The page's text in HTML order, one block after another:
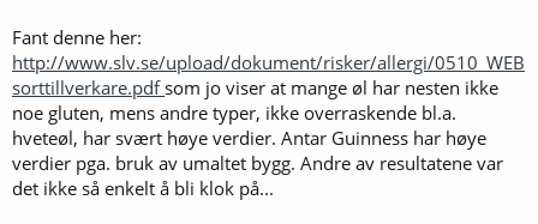
Fant denne her:
http://www.slv.se/upload/dokument/risker/allergi/0510_WEB
sorttillverkare.pdf som jo viser at mange øl har nesten ikke
noe gluten, mens andre typer, ikke overraskende bl.a.
hveteøl, har svært høye verdier. Antar Guinness har høye
verdier pga. bruk av umaltet bygg. Andre av resultatene var
det ikke så enkelt å bli klok på...